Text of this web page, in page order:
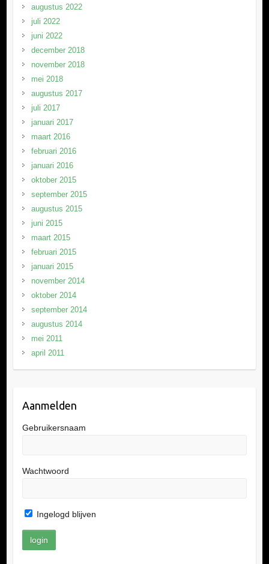
augustus 2022
juli 2022
juni 2022
december 2018
november 2018
mei 2018
augustus 2017
juli 2017
januari 2017
maart 2016
februari 2016
januari 2016
oktober 2015
september 2015
augustus 2015
juni 2015
maart 2015
februari 2015
januari 2015
november 2014
oktober 2014
september 2014
augustus 2014
mei 2011
april 2011
Aanmelden
Gebruikersnaam
Wachtwoord
Ingelogd blijven